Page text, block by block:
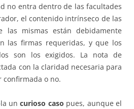
no entra dentro de las facultades
el contenido intrínseco de las
las mismas están debidamente
las firmas requeridas, y que los
son los exigidos. La nota de
con la claridad necesaria para
confirmada o no.
uncurioso caso pues, aunque el